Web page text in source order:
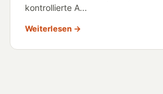
kontrollierte A...
Weiterlesen →